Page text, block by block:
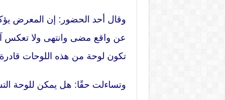
وقال أحد الحضور: إن المعرض
عن واقع مضى وانتهى ولا تعكس
تكون لوحة من هذه اللوحات
وتساءلت حقًا: هل يمكن للوحة